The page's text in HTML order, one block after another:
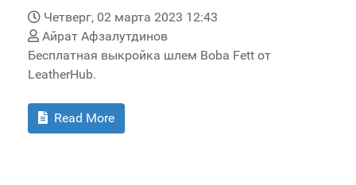
Четверг, 02 марта 2023 12:43
Айрат Афзалутдинов
Бесплатная выкройка шлем Boba Fett от
LeatherHub.
Read More